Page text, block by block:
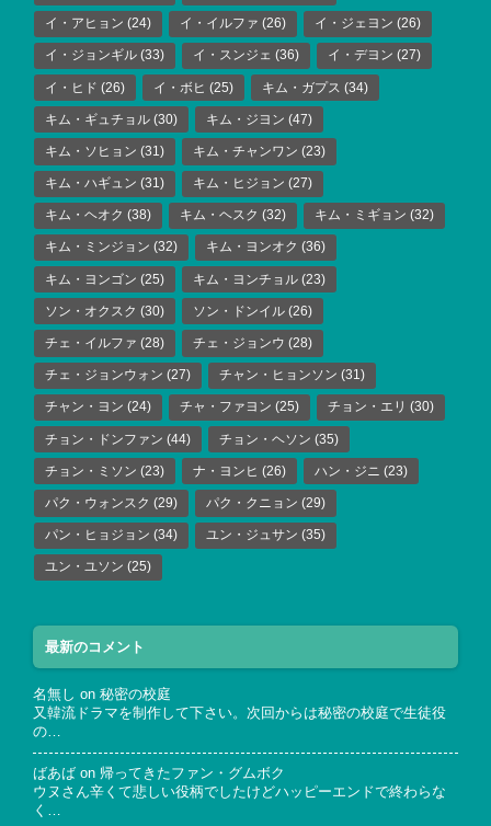
イ・アヒョン (24) イ・イルファ (26) イ・ジェヨン (26)
イ・ジョンギル (33) イ・スンジェ (36) イ・デヨン (27)
イ・ヒド (26) イ・ボヒ (25) キム・ガプス (34)
キム・ギュチョル (30) キム・ジヨン (47)
キム・ソヒョン (31) キム・チャンワン (23)
キム・ハギュン (31) キム・ヒジョン (27)
キム・ヘオク (38) キム・ヘスク (32) キム・ミギョン (32)
キム・ミンジョン (32) キム・ヨンオク (36)
キム・ヨンゴン (25) キム・ヨンチョル (23)
ソン・オクスク (30) ソン・ドンイル (26)
チェ・イルファ (28) チェ・ジョンウ (28)
チェ・ジョンウォン (27) チャン・ヒョンソン (31)
チャン・ヨン (24) チャ・ファヨン (25) チョン・エリ (30)
チョン・ドンファン (44) チョン・ヘソン (35)
チョン・ミソン (23) ナ・ヨンヒ (26) ハン・ジニ (23)
パク・ウォンスク (29) パク・クニョン (29)
パン・ヒョジョン (34) ユン・ジュサン (35)
ユン・ユソン (25)
最新のコメント
名無し on 秘密の校庭
又韓流ドラマを制作して下さい。次回からは秘密の校庭で生徒役
の…
ばあば on 帰ってきたファン・グムボク
ウヌさん辛くて悲しい役柄でしたけどハッピーエンドで終わらな
く…